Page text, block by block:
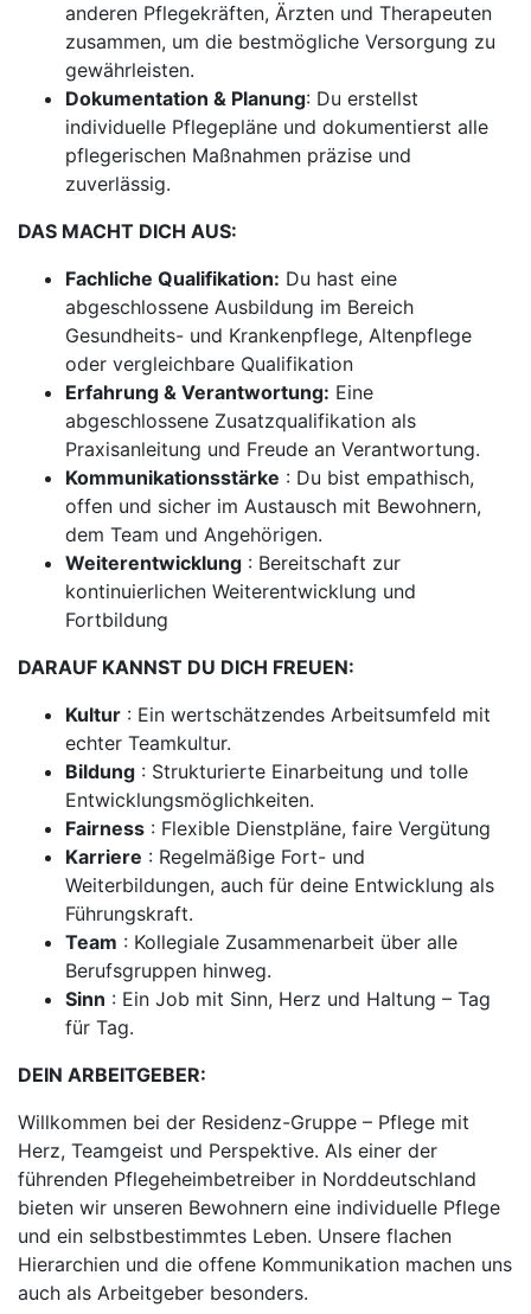
anderen Pflegekräften, Ärzten und Therapeuten
zusammen, um die bestmögliche Versorgung zu
gewährleisten.
Dokumentation & Planung: Du erstellst
individuelle Pflegepläne und dokumentierst alle
pflegerischen Maßnahmen präzise und
zuverlässig.
DAS MACHT DICH AUS:
Fachliche Qualifikation: Du hast eine
abgeschlossene Ausbildung im Bereich
Gesundheits- und Krankenpflege, Altenpflege
oder vergleichbare Qualifikation
Erfahrung & Verantwortung: Eine
abgeschlossene Zusatzqualifikation als
Praxisanleitung und Freude an Verantwortung.
Kommunikationsstärke : Du bist empathisch,
offen und sicher im Austausch mit Bewohnern,
dem Team und Angehörigen.
Weiterentwicklung : Bereitschaft zur
kontinuierlichen Weiterentwicklung und
Fortbildung
DARAUF KANNST DU DICH FREUEN:
Kultur : Ein wertschätzendes Arbeitsumfeld mit
echter Teamkultur.
Bildung : Strukturierte Einarbeitung und tolle
Entwicklungsmöglichkeiten.
Fairness : Flexible Dienstpläne, faire Vergütung
Karriere : Regelmäßige Fort- und
Weiterbildungen, auch für deine Entwicklung als
Führungskraft.
Team : Kollegiale Zusammenarbeit über alle
Berufsgruppen hinweg.
Sinn : Ein Job mit Sinn, Herz und Haltung – Tag
für Tag.
DEIN ARBEITGEBER:
Willkommen bei der Residenz-Gruppe – Pflege mit
Herz, Teamgeist und Perspektive. Als einer der
führenden Pflegeheimbetreiber in Norddeutschland
bieten wir unseren Bewohnern eine individuelle Pflege
und ein selbstbestimmtes Leben. Unsere flachen
Hierarchien und die offene Kommunikation machen uns
auch als Arbeitgeber besonders.